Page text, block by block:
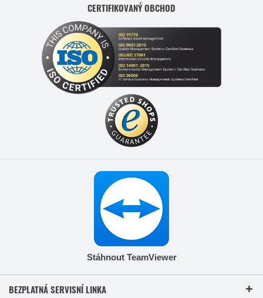
CERTIFIKOVANÝ OBCHOD
Stáhnout TeamViewer
BEZPLATNÁ SERVISNÍ LINKA